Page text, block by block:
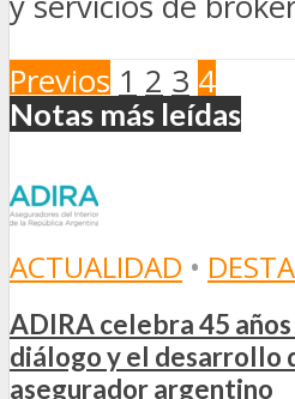
Previos 1 2 3 4
Notas más leídas
ACTUALIDAD •
ADIRA celebra 45
diálogo y el desarrollo
asegurador argentino